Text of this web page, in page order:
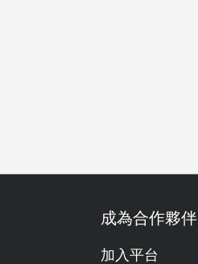
成為合作夥伴
加入平台